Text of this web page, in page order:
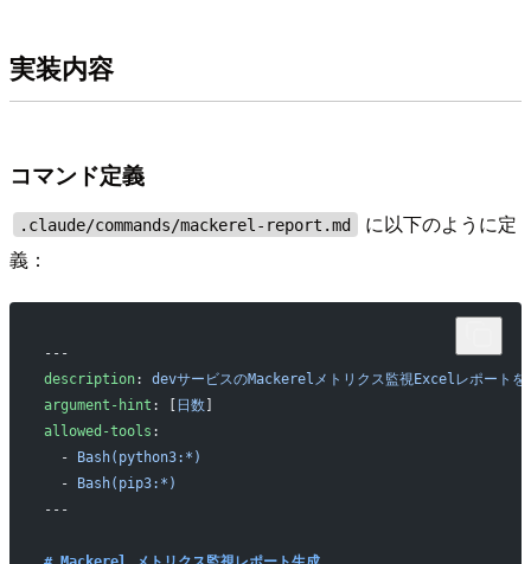
実装内容
コマンド定義
.claude/commands/mackerel-report.md
に以下のように定
義：
---
description: devサービスのMackerelメトリクス監視Excelレポートを
argument-hint : [ 日数]
allowed-tools :
  -
Bash(python3:*)
  -
Bash(pip3:*)
---